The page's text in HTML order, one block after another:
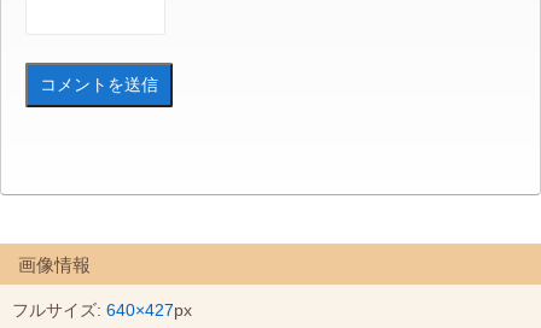
画像情報
フルサイズ: 640×427px